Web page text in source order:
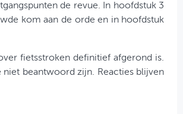
de revue. In hoofdstuk 3
kom aan de orde en in hoofdstuk
fietsstroken definitief afgerond is.
beantwoord zijn. Reacties blijven